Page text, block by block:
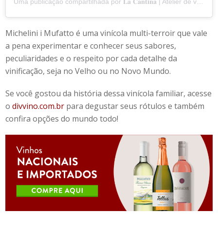
Michelini i Mufatto é uma vinícola multi-terroir que vale
a pena experimentar e conhecer seus sabores,
peculiaridades e o respeito por cada detalhe da
vinificação, seja no Velho ou no Novo Mundo.
Se você gostou da história dessa vinícola familiar, acesse
o divvino.com.br para degustar seus rótulos e também
confira opções do mundo todo!